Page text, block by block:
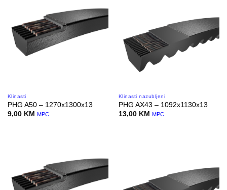
Klinasti
PHG A50 – 1270x1300x13
9,00 KM MPC
Klinasti nazubljeni
PHG AX43 – 1092x1130x13
13,00 KM MPC